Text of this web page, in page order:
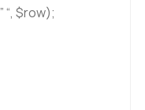
$row);